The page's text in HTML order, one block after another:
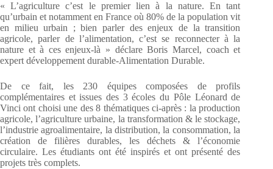
« L’agriculture c’est le premier lien à la nature. En tant
qu’urbain et notamment en France où 80% de la population vit
en milieu urbain ; bien parler des enjeux de la transition
agricole, parler de l’alimentation, c’est se reconnecter à la
nature et à ces enjeux-là » déclare Boris Marcel, coach et
expert développement durable-Alimentation Durable.
De ce fait, les 230 équipes composées de profils
complémentaires et issues des 3 écoles du Pôle Léonard de
Vinci ont choisi une des 8 thématiques ci-après : la production
agricole, l’agriculture urbaine, la transformation & le stockage,
l’industrie agroalimentaire, la distribution, la consommation, la
création de filières durables, les déchets & l’économie
circulaire. Les étudiants ont été inspirés et ont présenté des
projets très complets.